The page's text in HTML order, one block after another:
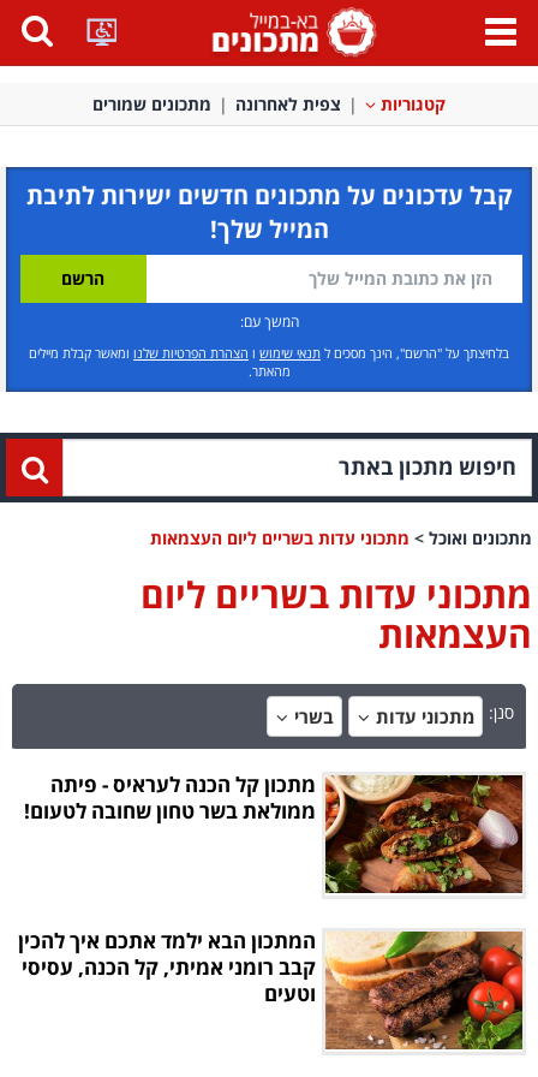
פתח
תפריט
קטגוריות צפית לאחרונה מתכונים שמורים
קבל עדכונים על מתכונים חדשים ישירות לתיבת
המייל שלך!
המשך עם:
בלחיצתך על "הרשם", הינך מסכים ל תנאי שימוש ו הצהרת הפרטיות שלנו ומאשר קבלת מיילים
מהאתר.
מתכונים ואוכל > מתכוני עדות בשריים ליום העצמאות
מתכוני עדות בשריים ליום
העצמאות
סנן: מתכוני עדות בשרי
מתכון קל הכנה לעראיס - פיתה
ממולאת בשר טחון שחובה לטעום!
המתכון הבא ילמד אתכם איך להכין
קבב רומני אמיתי, קל הכנה, עסיסי
וטעים